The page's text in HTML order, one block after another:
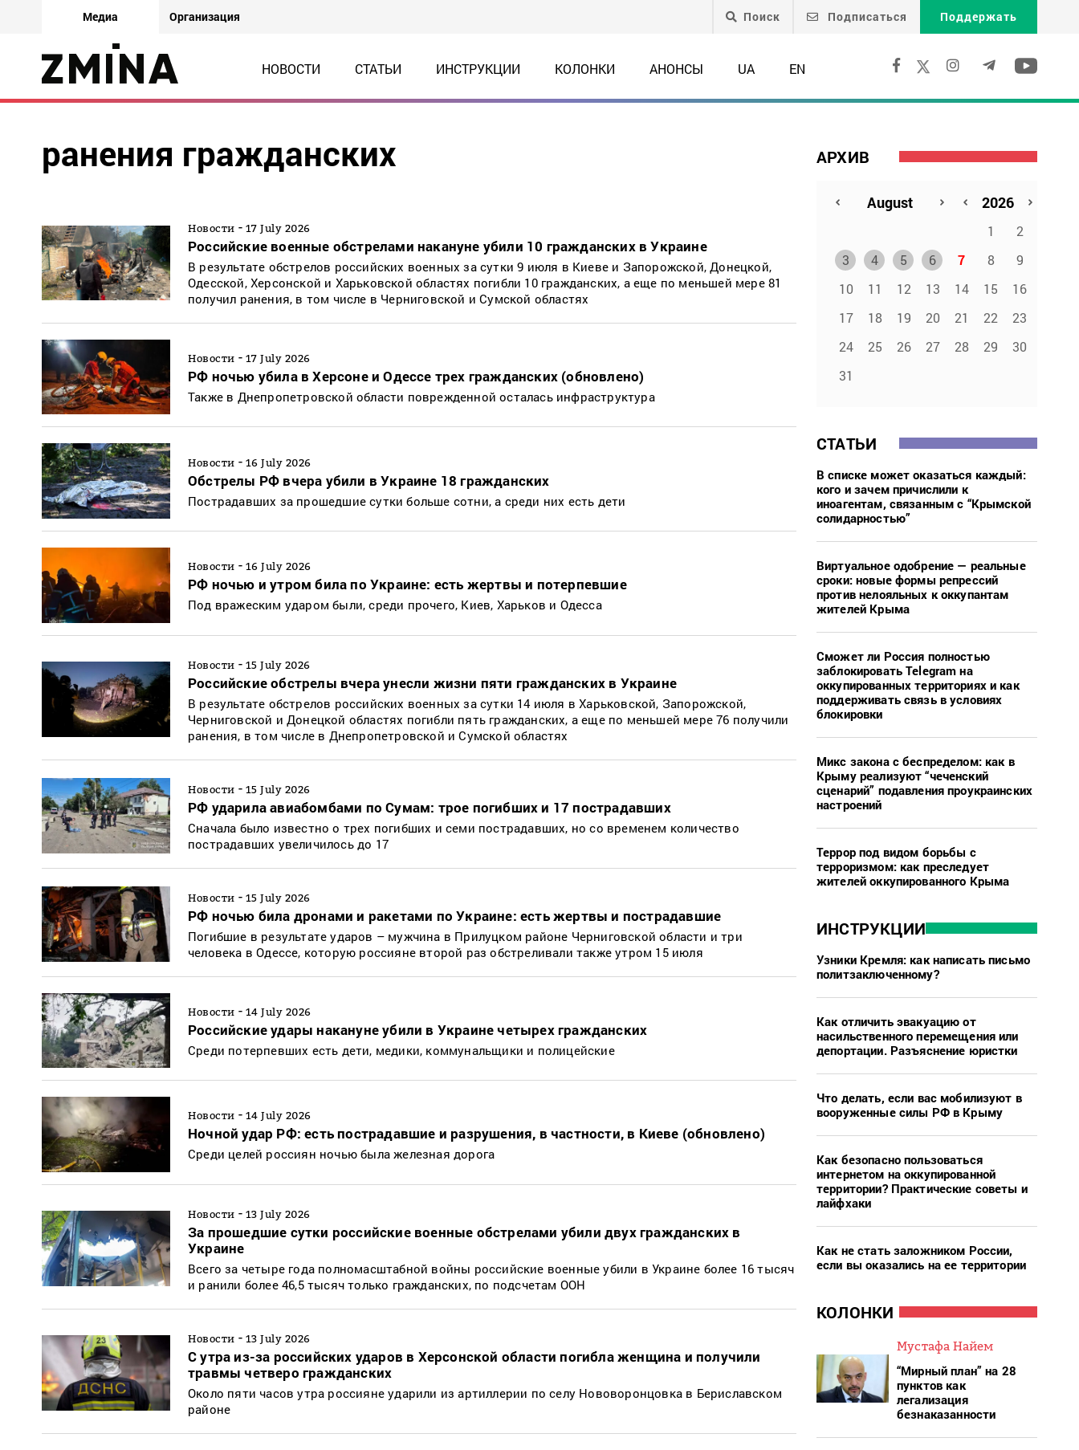
Медиа Организация Поиск Подписаться Поддержать
НОВОСТИ СТАТЬИ ИНСТРУКЦИИ КОЛОНКИ АНОНСЫ UA EN
ранения гражданских
Новости - 17 July 2026
Российские военные обстрелами накануне убили 10 гражданских в Украине
В результате обстрелов российских военных за сутки 9 июля в Киеве и Запорожской, Донецкой,
Одесской, Херсонской и Харьковской областях погибли 10 гражданских, а еще по меньшей мере 81
получил ранения, в том числе в Черниговской и Сумской областях
Новости - 17 July 2026
РФ ночью убила в Херсоне и Одессе трех гражданских (обновлено)
Также в Днепропетровской области поврежденной осталась инфраструктура
Новости - 16 July 2026
Обстрелы РФ вчера убили в Украине 18 гражданских
Пострадавших за прошедшие сутки больше сотни, а среди них есть дети
Новости - 16 July 2026
РФ ночью и утром била по Украине: есть жертвы и потерпевшие
Под вражеским ударом были, среди прочего, Киев, Харьков и Одесса
Новости - 15 July 2026
Российские обстрелы вчера унесли жизни пяти гражданских в Украине
В результате обстрелов российских военных за сутки 14 июля в Харьковской, Запорожской,
Черниговской и Донецкой областях погибли пять гражданских, а еще по меньшей мере 76 получили
ранения, в том числе в Днепропетровской и Сумской областях
Новости - 15 July 2026
РФ ударила авиабомбами по Сумам: трое погибших и 17 пострадавших
Сначала было известно о трех погибших и семи пострадавших, но со временем количество
пострадавших увеличилось до 17
Новости - 15 July 2026
РФ ночью била дронами и ракетами по Украине: есть жертвы и пострадавшие
Погибшие в результате ударов – мужчина в Прилуцком районе Черниговской области и три
человека в Одессе, которую россияне второй раз обстреливали также утром 15 июля
Новости - 14 July 2026
Российские удары накануне убили в Украине четырех гражданских
Среди потерпевших есть дети, медики, коммунальщики и полицейские
Новости - 14 July 2026
Ночной удар РФ: есть пострадавшие и разрушения, в частности, в Киеве (обновлено)
Среди целей россиян ночью была железная дорога
Новости - 13 July 2026
За прошедшие сутки российские военные обстрелами убили двух гражданских в
Украине
Всего за четыре года полномасштабной войны российские военные убили в Украине более 16 тысяч
и ранили более 46,5 тысяч только гражданских, по подсчетам ООН
Новости - 13 July 2026
С утра из-за российских ударов в Херсонской области погибла женщина и получили
травмы четверо гражданских
Около пяти часов утра россияне ударили из артиллерии по селу Нововоронцовка в Бериславском
районе
АРХИВ
1
2
3
4 5 6 7 8
9
10
11 12 13 14 15
16
17
18 19 20 21 22
23
24
25 26 27 28 29
30
31
СТАТЬИ
В списке может оказаться каждый:
кого и зачем причислили к
иноагентам, связанным с “Крымской
солидарностью”
Виртуальное одобрение — реальные
сроки: новые формы репрессий
против нелояльных к оккупантам
жителей Крыма
Сможет ли Россия полностью
заблокировать Telegram на
оккупированных территориях и как
поддерживать связь в условиях
блокировки
Микс закона с беспределом: как в
Крыму реализуют “чеченский
сценарий” подавления проукраинских
настроений
Террор под видом борьбы с
терроризмом: как преследует
жителей оккупированного Крыма
ИНСТРУКЦИИ
Узники Кремля: как написать письмо
политзаключенному?
Как отличить эвакуацию от
насильственного перемещения или
депортации. Разъяснение юристки
Что делать, если вас мобилизуют в
вооруженные силы РФ в Крыму
Как безопасно пользоваться
интернетом на оккупированной
территории? Практические советы и
лайфхаки
Как не стать заложником России,
если вы оказались на ее территории
КОЛОНКИ
Мустафа Найем
“Мирный план” на 28
пунктов как
легализация
безнаказанности